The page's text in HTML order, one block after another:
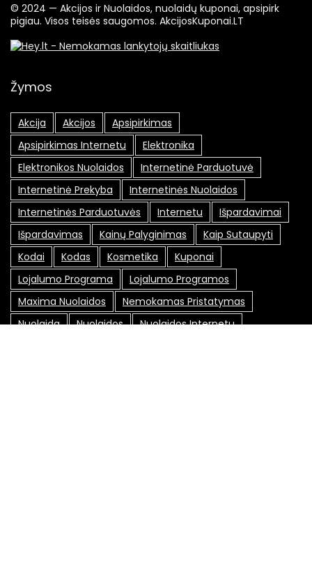
© 2024 — Akcijos ir Nuolaidos, nuolaidų kuponai, apsipirk
pigiau. Visos teisės saugomos. AkcijosKuponai.LT
Žymos
Akcija Akcijos
Apsipirkimas
Apsipirkimas Internetu
Elektronika
Elektronikos Nuolaidos
Internetinė Parduotuvė
Internetinė Prekyba
Internetinės Nuolaidos
Internetinės Parduotuvės
Internetu
Išpardavimai
Išpardavimas
Kainų Palyginimas
Kaip Sutaupyti
Kodai
Kodas Kosmetika
Kuponai
Lojalumo Programa
Lojalumo Programos
Maxima Nuolaidos
Nemokamas Pristatymas
Nuolaida
Nuolaidos
Nuolaidos Internetu